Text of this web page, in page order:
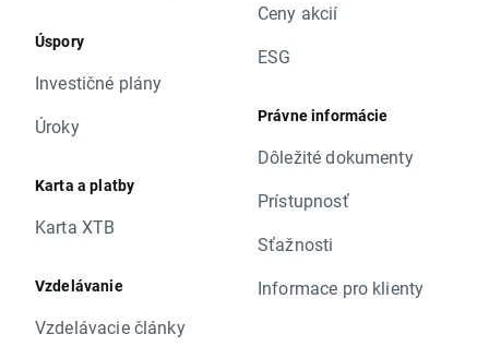
Úspory
Investičné plány
Úroky
Karta a platby
Karta XTB
Vzdelávanie
Vzdelávacie články
Ceny akcií
ESG
Právne informácie
Dôležité dokumenty
Prístupnosť
Sťažnosti
Informace pro klienty